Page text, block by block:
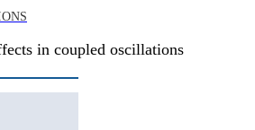
in coupled oscillations